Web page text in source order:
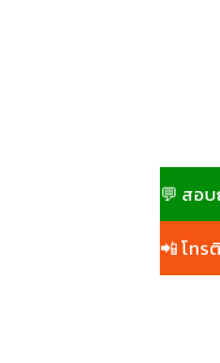
💬 สอบ
📲 โทร